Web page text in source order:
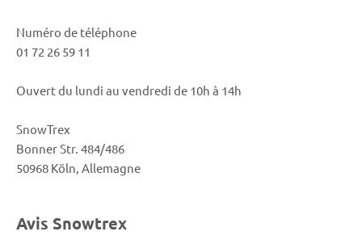
Numéro de téléphone
01 72 26 59 11
Ouvert du lundi au vendredi de 10h à 14h
SnowTrex
Bonner Str. 484/486
50968 Köln, Allemagne
Avis Snowtrex